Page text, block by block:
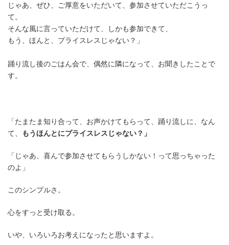
じゃあ、ぜひ、ご厚意をいただいて、参加させていただこうっ
て。
そんな風に言っていただけて、しかも参加できて、
もう、ほんと、プライスレスじゃない？」
踊り流し後のごはん会で、偶然に隣になって、お聞きしたことで
す。
「たまたま知り合って、お声かけてもらって、踊り流しに、なん
て、
もうほんとにプライスレスじゃない？」
「じゃあ、喜んで参加させてもらうしかない！って思っちゃった
のよ」
このシンプルさ。
心をすっと受け取る。
いや、いろいろお考えになったと思いますよ。